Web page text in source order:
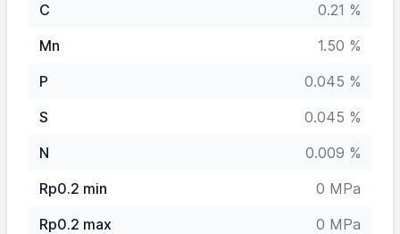
C
0.21 %
Mn
1.50 %
P
0.045 %
S
0.045 %
N
0.009 %
Rp0.2 min
0 MPa
Rp0.2 max
0 MPa